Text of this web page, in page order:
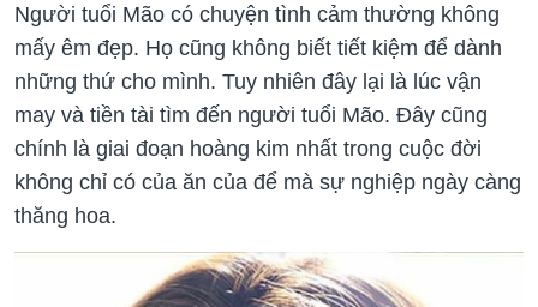
Người tuổi Mão có chuyện tình cảm thường không
mấy êm đẹp. Họ cũng không biết tiết kiệm để dành
những thứ cho mình. Tuy nhiên đây lại là lúc vận
may và tiền tài tìm đến người tuổi Mão. Đây cũng
chính là giai đoạn hoàng kim nhất trong cuộc đời
không chỉ có của ăn của để mà sự nghiệp ngày càng
thăng hoa.